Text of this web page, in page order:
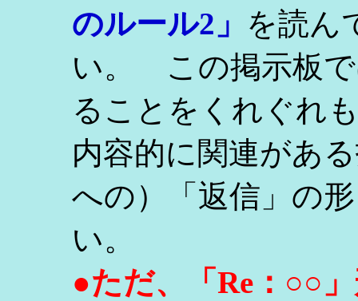
のルール2」 を読ん
い。 この掲示板で
ることをくれぐれ
内容的に関連があ
への）「返信」の
い。
●ただ、「Re：○○